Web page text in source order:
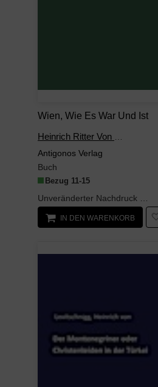
Wien, Wie Es War Und Ist
Heinrich Ritter Von Levitschnigg
Antigonos Verlag
Buch
Bezug 11-15
Unveränderter Nachdruck der Originalausgabe von 1860. Wien, wie es war und ist Der Verlag Antigon...
IN DEN WARENKORB